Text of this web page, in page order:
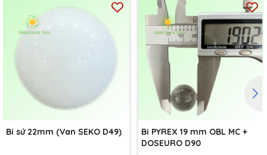
Bi sứ 22mm (Van SEKO D49)
Bi PYREX 19 mm OBL MC +
DOSEURO D90